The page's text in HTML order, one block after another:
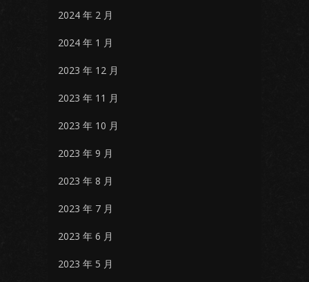
2024 年 2 月
2024 年 1 月
2023 年 12 月
2023 年 11 月
2023 年 10 月
2023 年 9 月
2023 年 8 月
2023 年 7 月
2023 年 6 月
2023 年 5 月